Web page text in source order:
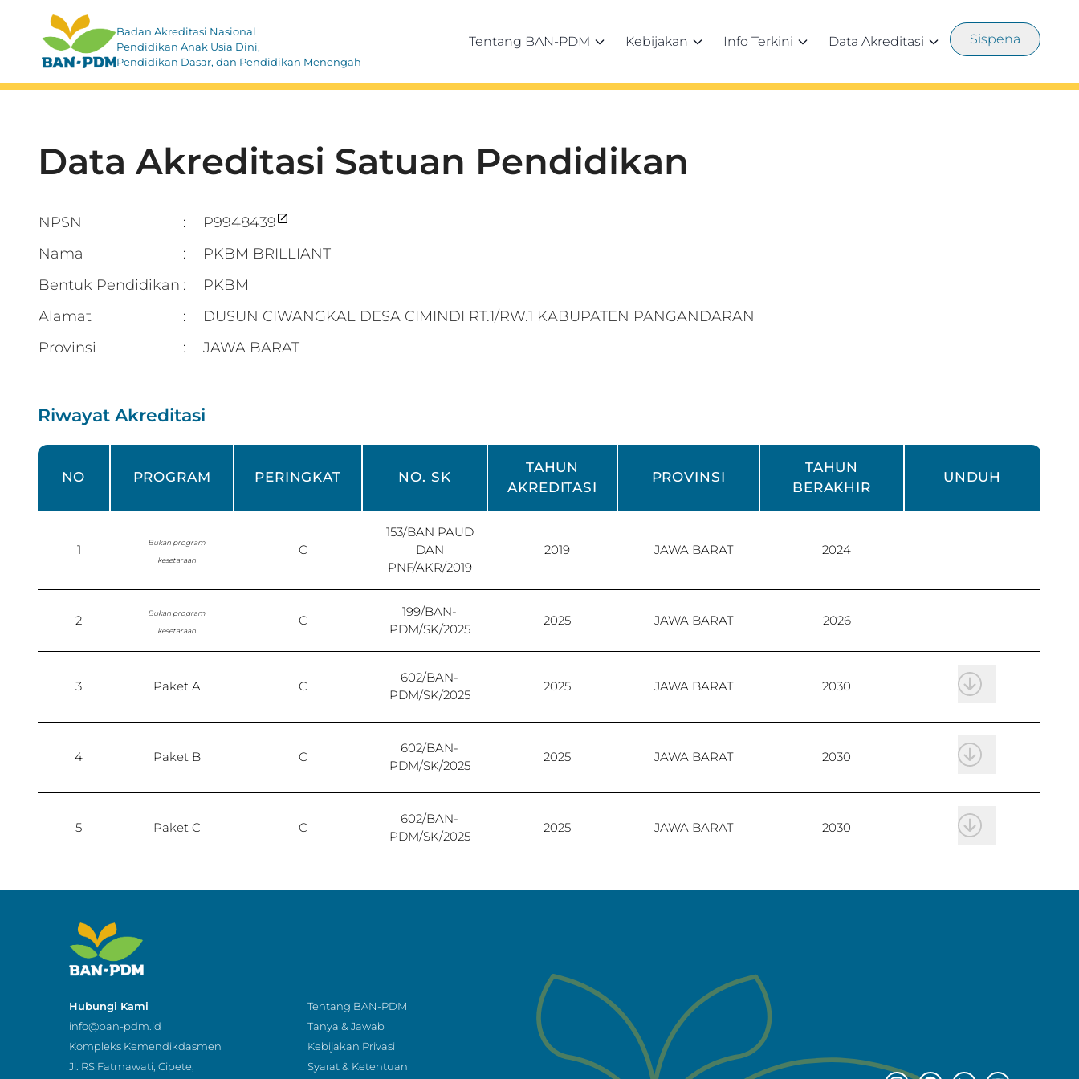
Badan Akreditasi Nasional
Pendidikan Anak Usia Dini,
Pendidikan Dasar, dan Pendidikan Menengah
Tentang BAN-PDM Kebijakan Info Terkini Data Akreditasi Sispena
Data Akreditasi Satuan Pendidikan
NPSN :
P9948439
Nama
:
PKBM BRILLIANT
Bentuk Pendidikan :
PKBM
Alamat
:
DUSUN CIWANGKAL DESA CIMINDI RT.1/RW.1 KABUPATEN PANGANDARAN
Provinsi
: JAWA BARAT
Riwayat Akreditasi
NO PROGRAM PERINGKAT NO. SK
TAHUN
AKREDITASI
PROVINSI
TAHUN
BERAKHIR
UNDUH
1
Bukan program
kesetaraan
C
153/BAN PAUD
DAN
PNF/AKR/2019
2019 JAWA BARAT 2024
2
Bukan program
kesetaraan
C
199/BAN-
PDM/SK/2025
2025 JAWA BARAT 2026
3 Paket A C
602/BAN-
PDM/SK/2025
2025 JAWA BARAT 2030
4 Paket B C
602/BAN-
PDM/SK/2025
2025 JAWA BARAT 2030
5 Paket C C
602/BAN-
PDM/SK/2025
2025 JAWA BARAT 2030
Hubungi Kami
info@ban-pdm.id
Kompleks Kemendikdasmen
Jl. RS Fatmawati, Cipete,
Tentang BAN-PDM
Tanya & Jawab
Kebijakan Privasi
Syarat & Ketentuan